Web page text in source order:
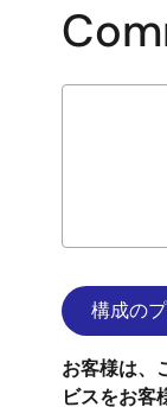
お客様は、
ビスをお客